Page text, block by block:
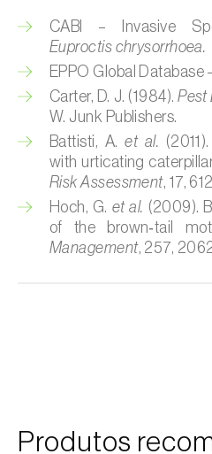
Cigarrinhas (Jacobiasca
titanus e Empoasca spp.
Cobrilha-da-cortiça (
ficus)
Cochonilha-da-
pentagona )
Cochonilha-de-cauda-
Cochonilha-dos-citrinos
CABI – Invasive
Euproctis chrysorrhoea.
EPPO Global Database
Carter, D. J. (1984).Pest
W. Junk Publishers.
Battisti, A.et al.
with urticating
Risk Assessment, 17,
Hoch, G. et al. (2009).
of the brown‑tail
Management, 257,
Produtos